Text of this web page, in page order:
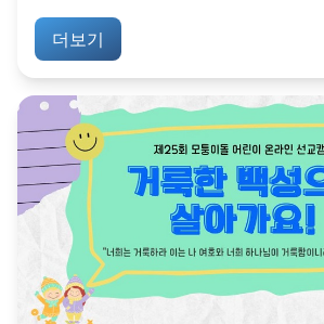
더보기